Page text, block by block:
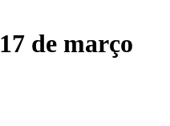
17 de março